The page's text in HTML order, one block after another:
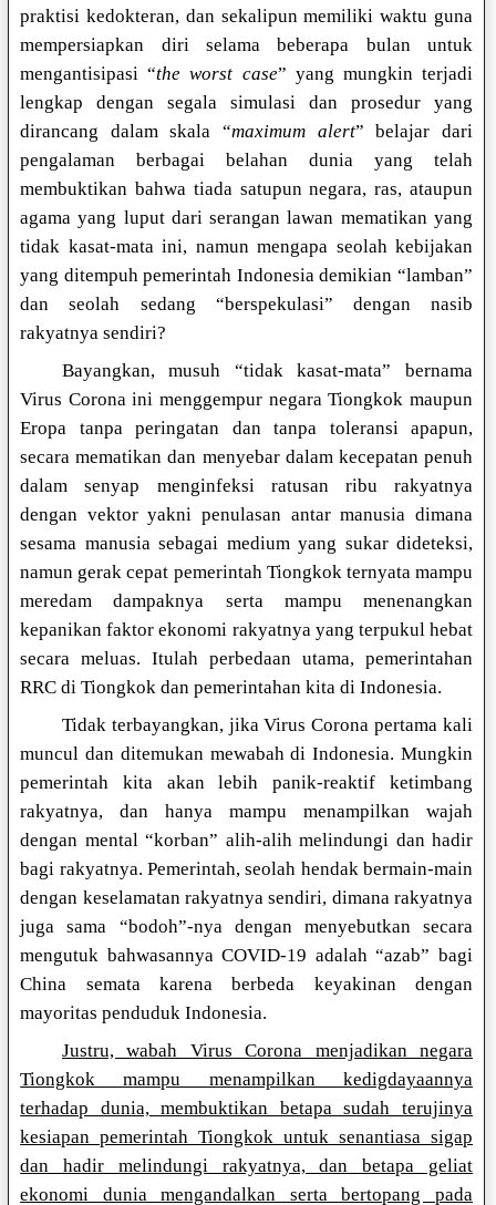
praktisi kedokteran, dan sekalipun memiliki waktu guna
mempersiapkan diri selama beberapa bulan untuk
mengantisipasi “the worst case” yang mungkin terjadi
lengkap dengan segala simulasi dan prosedur yang
dirancang dalam skala “maximum alert” belajar dari
pengalaman berbagai belahan dunia yang telah
membuktikan bahwa tiada satupun negara, ras, ataupun
agama yang luput dari serangan lawan mematikan yang
tidak kasat-mata ini, namun mengapa seolah kebijakan
yang ditempuh pemerintah Indonesia demikian “lamban”
dan seolah sedang “berspekulasi” dengan nasib
rakyatnya sendiri?
Bayangkan, musuh “tidak kasat-mata” bernama
Virus Corona ini menggempur negara Tiongkok maupun
Eropa tanpa peringatan dan tanpa toleransi apapun,
secara mematikan dan menyebar dalam kecepatan penuh
dalam senyap menginfeksi ratusan ribu rakyatnya
dengan vektor yakni penulasan antar manusia dimana
sesama manusia sebagai medium yang sukar dideteksi,
namun gerak cepat pemerintah Tiongkok ternyata mampu
meredam dampaknya serta mampu menenangkan
kepanikan faktor ekonomi rakyatnya yang terpukul hebat
secara meluas. Itulah perbedaan utama, pemerintahan
RRC di Tiongkok dan pemerintahan kita di Indonesia.
Tidak terbayangkan, jika Virus Corona pertama kali
muncul dan ditemukan mewabah di Indonesia. Mungkin
pemerintah kita akan lebih panik-reaktif ketimbang
rakyatnya, dan hanya mampu menampilkan wajah
dengan mental “korban” alih-alih melindungi dan hadir
bagi rakyatnya. Pemerintah, seolah hendak bermain-main
dengan keselamatan rakyatnya sendiri, dimana rakyatnya
juga sama “bodoh”-nya dengan menyebutkan secara
mengutuk bahwasannya COVID-19 adalah “azab” bagi
China semata karena berbeda keyakinan dengan
mayoritas penduduk Indonesia.
Justru, wabah Virus Corona menjadikan negara
Tiongkok mampu menampilkan kedigdayaannya
terhadap dunia, membuktikan betapa sudah terujinya
kesiapan pemerintah Tiongkok untuk senantiasa sigap
dan hadir melindungi rakyatnya, dan betapa geliat
ekonomi dunia mengandalkan serta bertopang pada